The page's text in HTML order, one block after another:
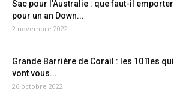
Sac pour l’Australie : que faut-il emporter
pour un an Down...
2 novembre 2022
Grande Barrière de Corail : les 10 îles qui
vont vous...
26 octobre 2022